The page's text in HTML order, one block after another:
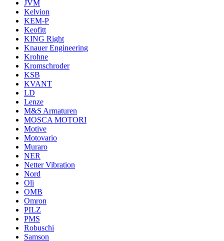
JVM
Kelvion
KEM-P
Keofitt
KING Right
Knauer Engineering
Krohne
Kromschroder
KSB
KVANT
LD
Lenze
M&S Armaturen
MOSCA MOTORI
Motive
Motovario
Muraro
NER
Netter Vibration
Nord
Oli
OMB
Omron
PILZ
PMS
Robuschi
Samson